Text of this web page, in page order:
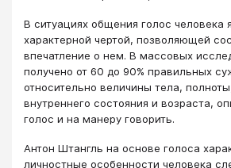
В ситуациях общения голос человека
характерной чертой, позволяющей
впечатление о нем. В массовых
получено от 60 до 90% правильных
относительно величины тела,
внутреннего состояния и возраста,
голос и на манеру говорить.
Антон Штангль на основе голоса
личностные особенности человека